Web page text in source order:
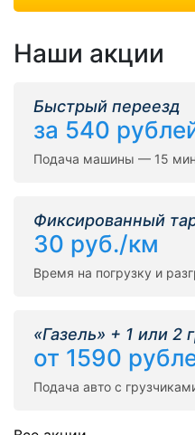
Наши акции
Быстрый переезд
за 540
Подача машины — 15
Фиксированный
30 руб./км
Время на погрузку и
«Газель» + 1 или 2
от 1590
Подача авто с